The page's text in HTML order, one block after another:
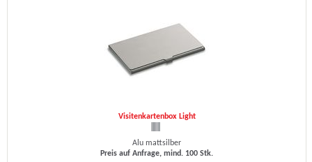
Visitenkartenbox Light
Alu mattsilber
Preis auf Anfrage, mind. 100 Stk.